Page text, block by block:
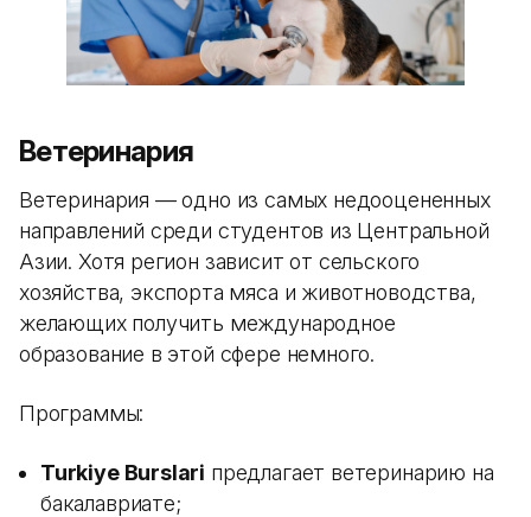
Ветеринария
Ветеринария — одно из самых недооцененных
направлений среди студентов из Центральной
Азии. Хотя регион зависит от сельского
хозяйства, экспорта мяса и животноводства,
желающих получить международное
образование в этой сфере немного.
Программы:
Turkiye Burslari предлагает ветеринарию на
бакалавриате;